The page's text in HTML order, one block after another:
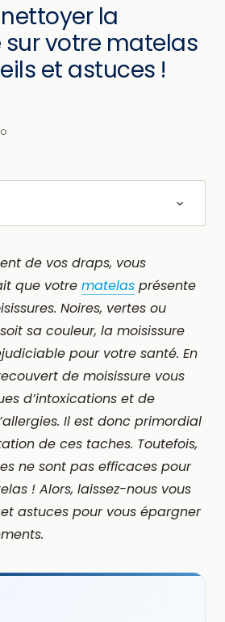
la
sur votre matelas
et astuces !
de vos draps, vous
que votre matelas présente
Noires, vertes ou
sa couleur, la moisissure
pour votre santé. En
de moisissure vous
d’intoxications et de
Il est donc primordial
de ces taches. Toutefois,
ne sont pas efficaces pour
! Alors, laissez-nous vous
astuces pour vous épargner